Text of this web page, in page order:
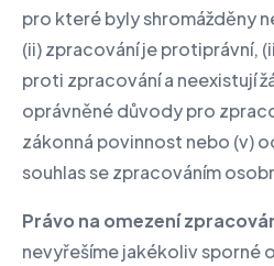
pro které byly shromážděny
(ii) zpracování je protiprávní,
proti zpracování a neexistují
oprávněné důvody pro
zákonná povinnost nebo (v)
souhlas se zpracováním
Právo na omezení
nevyřešíme jakékoliv sporné